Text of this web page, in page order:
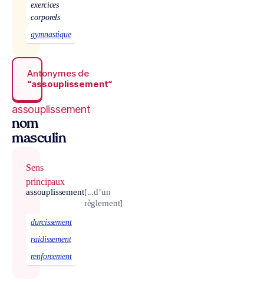
exercices
corporels
gymnastique
Antonymes de
“assouplissement“
assouplissement
nom
masculin
Sens
principaux
assouplissement[...d’un
règlement]
durcissement
raidissement
renforcement